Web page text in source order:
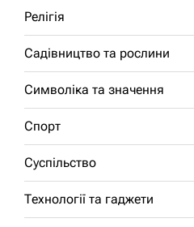
Релігія
Садівництво та рослини
Символіка та значення
Спорт
Суспільство
Технології та гаджети